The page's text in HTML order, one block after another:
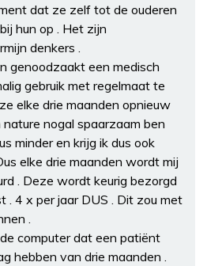
dat ze zelf tot de ouderen
hun op . Het zijn
denkers .
genoodzaakt een medisch
gebruik met regelmaat te
elke drie maanden opnieuw
nogal spaarzaam ben
minder en krijg ik dus ook
elke drie maanden wordt mij
. Deze wordt keurig bezorgd
. 4 x per jaar DUS . Dit zou met
.
computer dat een patiënt
hebben van drie maanden .